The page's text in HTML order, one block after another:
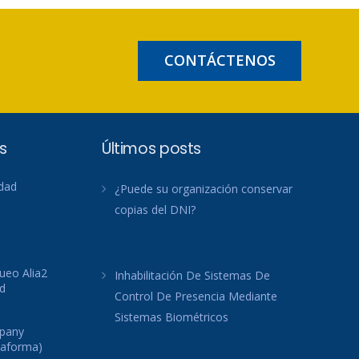
CONTÁCTENOS
Alia2
Últimos posts
¿Puede su organización conservar
copias del DNI?
Inhabilitación De Sistemas De
Control De Presencia Mediante
Sistemas Biométricos